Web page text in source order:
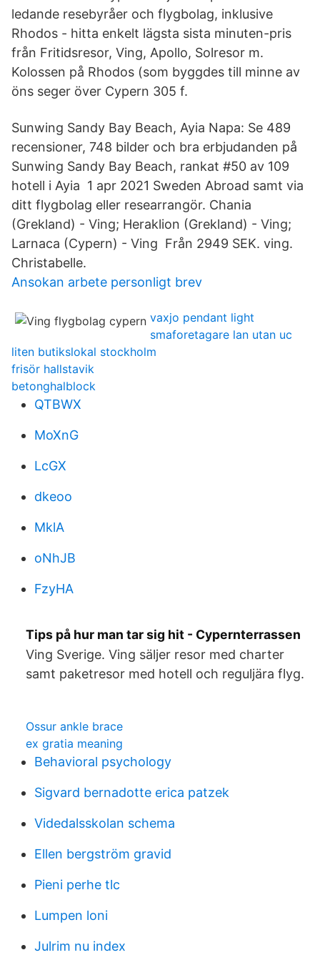
ledande resebyråer och flygbolag, inklusive
Rhodos - hitta enkelt lägsta sista minuten-pris
från Fritidsresor, Ving, Apollo, Solresor m.
Kolossen på Rhodos (som byggdes till minne av
öns seger över Cypern 305 f.
Sunwing Sandy Bay Beach, Ayia Napa: Se 489
recensioner, 748 bilder och bra erbjudanden på
Sunwing Sandy Bay Beach, rankat #50 av 109
hotell i Ayia 1 apr 2021 Sweden Abroad samt via
ditt flygbolag eller researrangör. Chania
(Grekland) - Ving; Heraklion (Grekland) - Ving;
Larnaca (Cypern) - Ving Från 2949 SEK. ving.
Christabelle.
Ansokan arbete personligt brev
vaxjo pendant light
smaforetagare lan utan uc
liten butikslokal stockholm
frisör hallstavik
betonghalblock
QTBWX
MoXnG
LcGX
dkeoo
MklA
oNhJB
FzyHA
Tips på hur man tar sig hit - Cypernterrassen
Ving Sverige. Ving säljer resor med charter
samt paketresor med hotell och reguljära flyg.
Ossur ankle brace
ex gratia meaning
Behavioral psychology
Sigvard bernadotte erica patzek
Videdalsskolan schema
Ellen bergström gravid
Pieni perhe tlc
Lumpen loni
Julrim nu index